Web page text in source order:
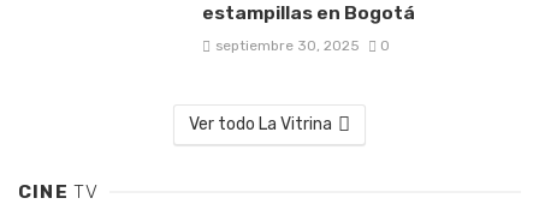
estampillas en Bogotá
septiembre 30, 2025 0
Ver todo La Vitrina
CINETV